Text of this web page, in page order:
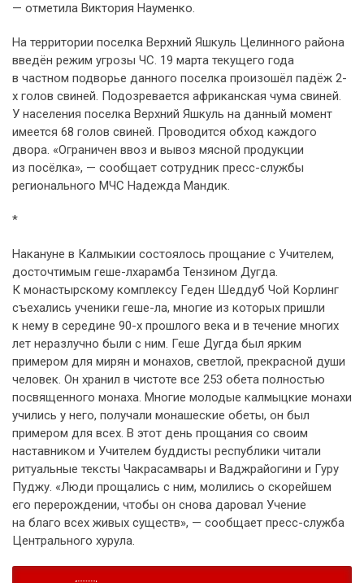
— отметила Виктория Науменко.
На территории поселка Верхний Яшкуль Целинного района
введён режим угрозы ЧС. 19 марта текущего года
в частном подворье данного поселка произошёл падёж 2-
х голов свиней. Подозревается африканская чума свиней.
У населения поселка Верхний Яшкуль на данный момент
имеется 68 голов свиней. Проводится обход каждого
двора. «Ограничен ввоз и вывоз мясной продукции
из посёлка», — сообщает сотрудник пресс-службы
регионального МЧС Надежда Мандик.
*
Накануне в Калмыкии состоялось прощание с Учителем,
досточтимым геше-лхарамба Тензином Дугда.
К монастырскому комплексу Геден Шеддуб Чой Корлинг
съехались ученики геше-ла, многие из которых пришли
к нему в середине 90-х прошлого века и в течение многих
лет неразлучно были с ним. Геше Дугда был ярким
примером для мирян и монахов, светлой, прекрасной души
человек. Он хранил в чистоте все 253 обета полностью
посвященного монаха. Многие молодые калмыцкие монахи
учились у него, получали монашеские обеты, он был
примером для всех. В этот день прощания со своим
наставником и Учителем буддисты республики читали
ритуальные тексты Чакрасамвары и Ваджрайогини и Гуру
Пуджу. «Люди прощались с ним, молились о скорейшем
его перерождении, чтобы он снова даровал Учение
на благо всех живых существ», — сообщает пресс-служба
Центрального хурула.